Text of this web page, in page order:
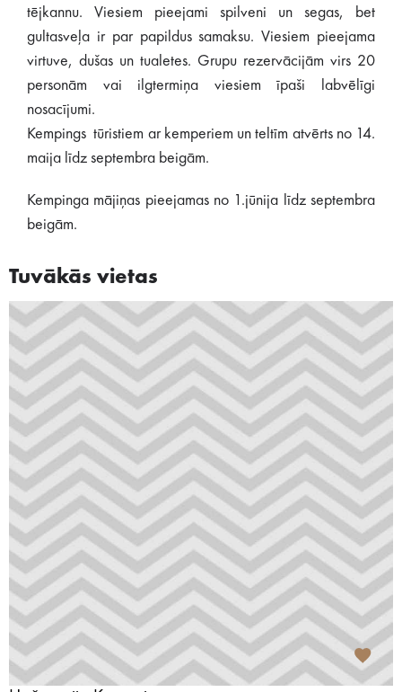
tējkannu. Viesiem pieejami spilveni un segas, bet
gultasveļa ir par papildus samaksu. Viesiem pieejama
virtuve, dušas un tualetes. Grupu rezervācijām virs 20
personām vai ilgtermiņa viesiem īpaši labvēlīgi
nosacījumi.
Kempings tūristiem ar kemperiem un teltīm atvērts no 14.
maija līdz septembra beigām.
Kempinga mājiņas pieejamas no 1.jūnija līdz septembra
beigām.
Tuvākās vietas